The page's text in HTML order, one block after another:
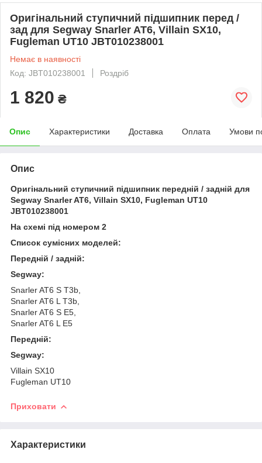
Оригінальний ступичний підшипник перед /
зад для Segway Snarler AT6, Villain SX10,
Fugleman UT10 JBT010238001
Немає в наявності
Код: JBT010238001
Роздріб
1 820 ₴
Опис Характеристики Доставка Оплата Умови
Опис
Оригінальний ступичний підшипник передній / задній для
Segway Snarler AT6, Villain SX10, Fugleman UT10
JBT010238001
На схемі під номером 2
Cписок сумісних моделей:
Передній / задній:
Segway:
Snarler AT6 S T3b,
Snarler AT6 L T3b,
Snarler AT6 S E5,
Snarler AT6 L E5
Передній:
Segway:
Villain SX10
Fugleman UT10
Приховати
Характеристики